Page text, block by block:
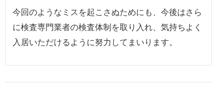
今回のようなミスを起こさぬためにも、今後はさら
に検査専門業者の検査体制を取り入れ、気持ちよく
入居いただけるように努力してまいります。